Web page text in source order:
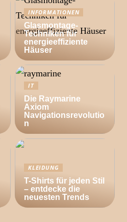
INFORMATIONEN
Glasmontage-
Techniken für
energieeffiziente
Häuser
IT
Die Raymarine
Axiom
Navigationsrevolutio
n
KLEIDUNG
T-Shirts für jeden Stil
– entdecke die
neuesten Trends